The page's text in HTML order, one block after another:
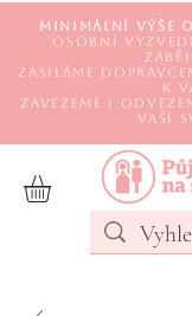
Minimální výše
Osobní
Zasíláme
k
Zavezeme i
Vaší